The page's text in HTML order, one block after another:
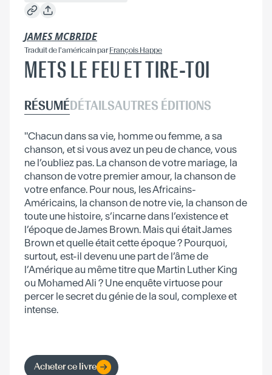
JAMES MCBRIDE
Traduitde l'américainpar François Happe
METS LE FEU ET TIRE-TOI
RÉSUMÉDÉTAILSAUTRES ÉDITIONS
"Chacun dans sa vie, homme ou femme, a sa
chanson, et si vous avez un peu de chance, vous
ne l’oubliez pas. La chanson de votre mariage, la
chanson de votre premier amour, la chanson de
votre enfance. Pour nous, les Africains-
Américains, la chanson de notre vie, la chanson de
toute une histoire, s’incarne dans l’existence et
l’époque de James Brown. Mais qui était James
Brown et quelle était cette époque ? Pourquoi,
surtout, est-il devenu une part de l’âme de
l’Amérique au même titre que Martin Luther King
ou Mohamed Ali ? Une enquête virtuose pour
percer le secret du génie de la soul, complexe et
intense.
Acheter ce livre